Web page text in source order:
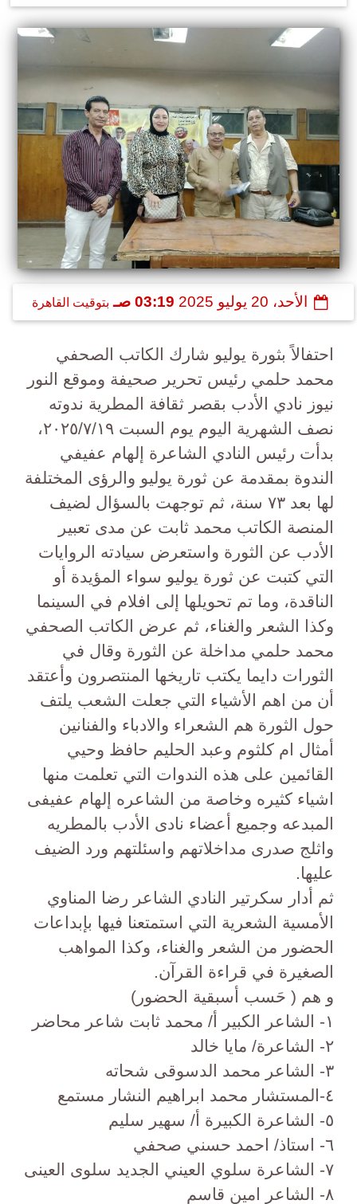
الأحد، 20 يوليو 2025 03:19 صـ بتوقيت القاهرة
احتفالاً بثورة يوليو شارك الكاتب الصحفي
محمد حلمي رئيس تحرير صحيفة وموقع النور
نيوز نادي الأدب بقصر ثقافة المطرية ندوته
نصف الشهرية اليوم يوم السبت ٢٠٢٥/٧/١٩،
بدأت رئيس النادي الشاعرة إلهام عفيفي
الندوة بمقدمة عن ثورة يوليو والرؤى المختلفة
لها بعد ٧٣ سنة، ثم توجهت بالسؤال لضيف
المنصة الكاتب محمد ثابت عن مدى تعبير
الأدب عن الثورة واستعرض سيادته الروايات
التي كتبت عن ثورة يوليو سواء المؤيدة أو
الناقدة، وما تم تحويلها إلى افلام في السينما
وكذا الشعر والغناء، ثم عرض الكاتب الصحفي
محمد حلمي مداخلة عن الثورة وقال في
الثورات دايما يكتب تاريخها المنتصرون وأعتقد
أن من اهم الأشياء التي جعلت الشعب يلتف
حول الثورة هم الشعراء والادباء والفنانين
أمثال ام كلثوم وعبد الحليم حافظ وحيي
القائمين على هذه الندوات التي تعلمت منها
اشياء كثيره وخاصة من الشاعره إلهام عفيفى
المبدعه وجميع أعضاء نادى الأدب بالمطريه
واثلج صدرى مداخلاتهم واسئلتهم ورد الضيف
عليها.
ثم أدار سكرتير النادي الشاعر رضا المناوي
الأمسية الشعرية التي استمتعنا فيها بإبداعات
الحضور من الشعر والغناء، وكذا المواهب
الصغيرة في قراءة القرآن.
و هم ( حَسب أسبقية الحضور)
١- الشاعر الكبير أ/ محمد ثابت شاعر محاضر
٢- الشاعرة/ مايا خالد
٣- الشاعر محمد الدسوقى شحاته
٤-المستشار محمد ابراهيم النشار مستمع
٥- الشاعرة الكبيرة أ/ سهير سليم
٦- استاذ/ احمد حسني صحفي
٧- الشاعرة سلوي العيني الجديد سلوى العينى
٨- الشاعر امين قاسم